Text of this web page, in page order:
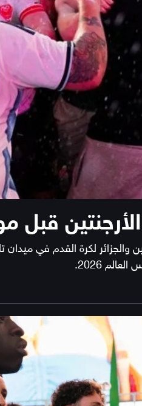
قبل
لكرة القدم في ميدان
2026.